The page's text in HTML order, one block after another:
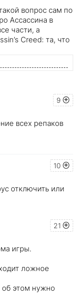
вопрос сам по
Ассассина в
части, а
Creed: та, что
9
всех репаков
10
отключить или
21
игры.
ложное
об этом нужно